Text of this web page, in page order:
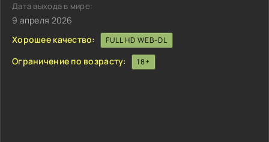
Дата выхода в мире:
9 апреля 2026
Хорошее качество:
FULL HD WEB-DL
Ограничение по возрасту: 18+